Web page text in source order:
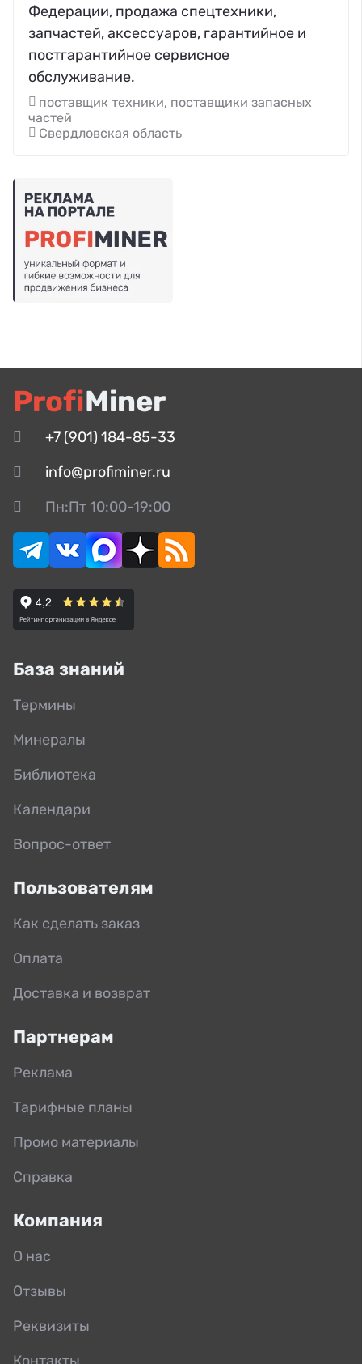
Федерации, продажа спецтехники,
запчастей, аксессуаров, гарантийное и
постгарантийное сервисное
обслуживание.
поставщик техники, поставщики запасных
частей
Свердловская область
ProfiMiner
+7 (901) 184-85-33
info@profiminer.ru
Пн:Пт 10:00-19:00
База знаний
Термины
Минералы
Библиотека
Календари
Вопрос-ответ
Пользователям
Как сделать заказ
Оплата
Доставка и возврат
Партнерам
Реклама
Тарифные планы
Промо материалы
Справка
Компания
О нас
Отзывы
Реквизиты